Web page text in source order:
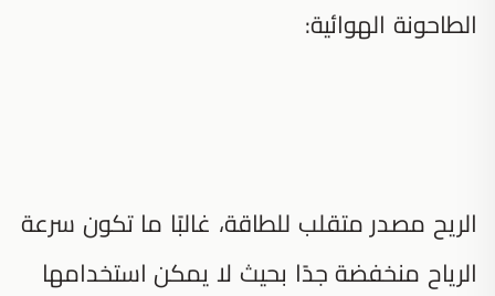
الطاحونة الهوائية:
الريح مصدر متقلب للطاقة، غالبًا ما تكون سرعة
الرياح منخفضة جدًا بحيث لا يمكن استخدامها